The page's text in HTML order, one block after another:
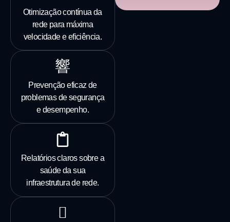
Otimização contínua da
rede para máxima
velocidade e eficiência.
Prevenção eficaz de
problemas de segurança
e desempenho.
Relatórios claros sobre a
saúde da sua
infraestrutura de rede.